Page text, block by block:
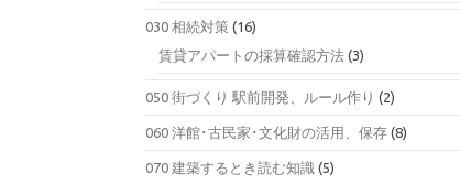
030 相続対策 (16)
賃貸アパートの採算確認方法 (3)
050 街づくり 駅前開発、ルール作り (2)
060 洋館･古民家･文化財の活用、保存 (8)
070 建築するとき読む知識 (5)